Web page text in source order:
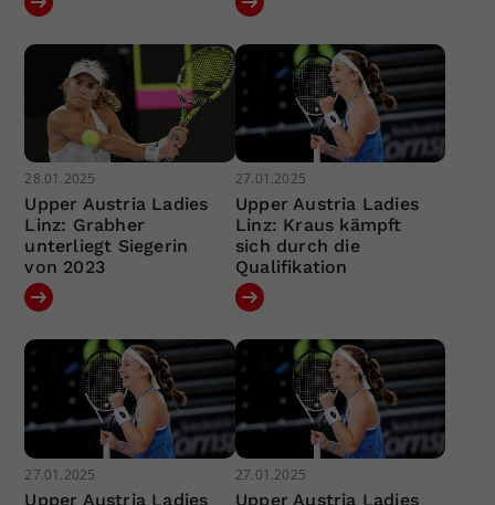
28.01.2025
Upper Austria Ladies
Linz: Grabher
unterliegt Siegerin
von 2023
27.01.2025
Upper Austria Ladies
Linz: Kraus kämpft
sich durch die
Qualifikation
27.01.2025
Upper Austria Ladies
27.01.2025
Upper Austria Ladies